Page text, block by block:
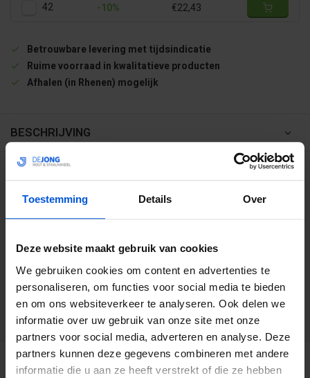
Toestemming Details Over
Deze website maakt gebruik van cookies
We gebruiken cookies om content en advertenties te
personaliseren, om functies voor social media te bieden
en om ons websiteverkeer te analyseren. Ook delen we
informatie over uw gebruik van onze site met onze
partners voor social media, adverteren en analyse. Deze
partners kunnen deze gegevens combineren met andere
informatie die u aan ze heeft verstrekt of die ze hebben
42
-10% €22,43
Betrouwbare levering met tijdsindicatie
Ruime voorraad in kwalitatieve producten
Afhalen (in Rhenen) mogelijk
BESCHRIJVING
WIJ HELPEN JE GRAAG
0317 358 228
info@dejonghandelsonderneming.nl
3194 klanten geven ons een 9.1 op
GERELATEERDE PRODUCTEN